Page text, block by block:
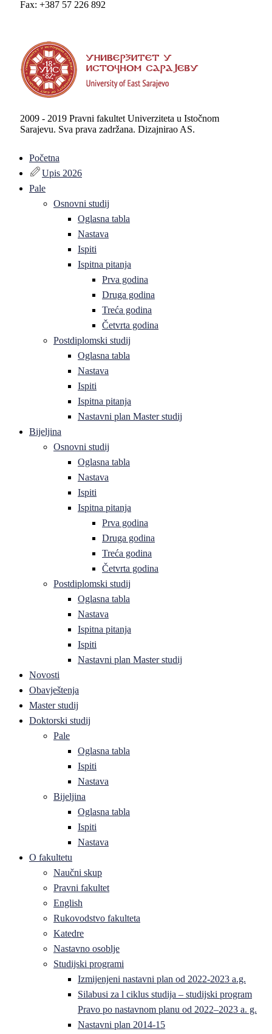
Fax: +387 57 226 892
2009 - 2019 Pravni fakultet Univerziteta u Istočnom
Sarajevu. Sva prava zadržana. Dizajnirao AS.
Početna
Upis 2026
Pale
Osnovni studij
Oglasna tabla
Nastava
Ispiti
Ispitna pitanja
Prva godina
Druga godina
Treća godina
Četvrta godina
Postdiplomski studij
Oglasna tabla
Nastava
Ispiti
Ispitna pitanja
Nastavni plan Master studij
Bijeljina
Osnovni studij
Oglasna tabla
Nastava
Ispiti
Ispitna pitanja
Prva godina
Druga godina
Treća godina
Četvrta godina
Postdiplomski studij
Oglasna tabla
Nastava
Ispitna pitanja
Ispiti
Nastavni plan Master studij
Novosti
Obavještenja
Master studij
Doktorski studij
Pale
Oglasna tabla
Ispiti
Nastava
Bijeljina
Oglasna tabla
Ispiti
Nastava
O fakultetu
Naučni skup
Pravni fakultet
English
Rukovodstvo fakulteta
Katedre
Nastavno osoblje
Studijski programi
Izmijenjeni nastavni plan od 2022-2023 a.g.
Silabusi za l ciklus studija – studijski program
Pravo po nastavnom planu od 2022–2023 a. g.
Nastavni plan 2014-15